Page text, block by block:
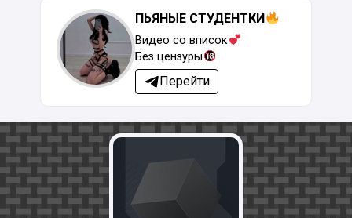
ПЬЯНЫЕ СТУДЕНТКИ
Видео со вписок
Без цензуры
Перейти